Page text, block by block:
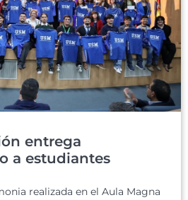
entrega
a estudiantes
realizada en el Aula Magna